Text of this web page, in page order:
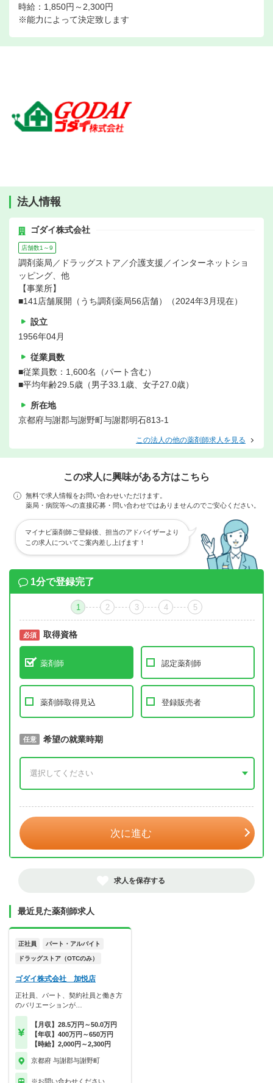
時給：1,850円～2,300円
※能力によって決定致します
法人情報
ゴダイ株式会社
店舗数1～9
調剤薬局／ドラッグストア／介護支援／インターネットショ
ッピング、他
【事業所】
■141店舗展開（うち調剤薬局56店舗）（2024年3月現在）
設立
1956年04月
従業員数
■従業員数：1,600名（パート含む）
■平均年齢29.5歳（男子33.1歳、女子27.0歳）
所在地
京都府与謝郡与謝野町与謝郡明石813-1
この法人の他の薬剤師求人を見る
この求人に興味がある方はこちら
無料で求人情報をお問い合わせいただけます。
薬局・病院等への直接応募・問い合わせではありませんのでご安心ください。
マイナビ薬剤師ご登録後、担当のアドバイザーより
この求人についてご案内差し上げます！
1分で登録完了
1 2 3 4 5
必須 取得資格
薬剤師 認定薬剤師
薬剤師取得見込 登録販売者
必須 取得予定年
任意 希望の就業時期
次に進む
求人を保存する
最近見た薬剤師求人
正社員 パート・アルバイト
ドラッグストア（OTCのみ）
ゴダイ株式会社 加悦店
正社員、パート、契約社員と働き方
のバリエーションが…
【月収】28.5万円～50.0万円
【年収】400万円～650万円
【時給】2,000円～2,300円
京都府 与謝郡与謝野町
※お問い合わせください